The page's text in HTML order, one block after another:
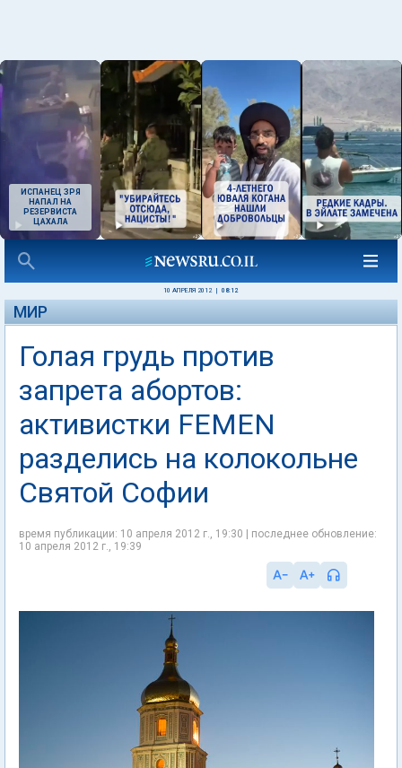
ИСПАНЕЦ ЗРЯ
НАПАЛ НА
РЕЗЕРВИСТА
ЦАХАЛА
10 АПРЕЛЯ 2012 08:12
МИР
Голая грудь против
запрета абортов:
активистки FEMEN
разделись на колокольне
Святой Софии
время публикации: 10 апреля 2012 г., 19:30 | последнее обновление:
10 апреля 2012 г., 19:39